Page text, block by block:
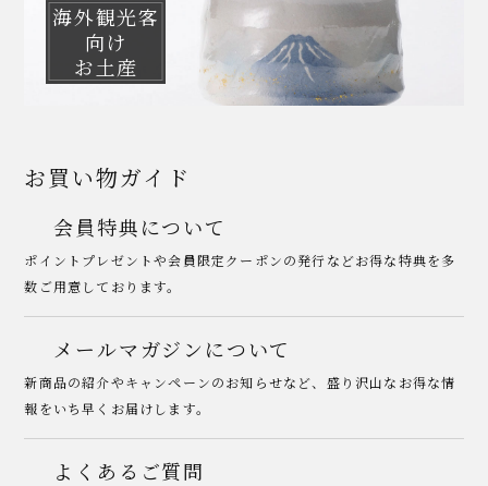
海外観光客
向け
お土産
お買い物ガイド
会員特典について
ポイントプレゼントや会員限定クーポンの発行などお得な特典を多
数ご用意しております。
メールマガジンについて
新商品の紹介やキャンペーンのお知らせなど、盛り沢山なお得な情
報をいち早くお届けします。
よくあるご質問